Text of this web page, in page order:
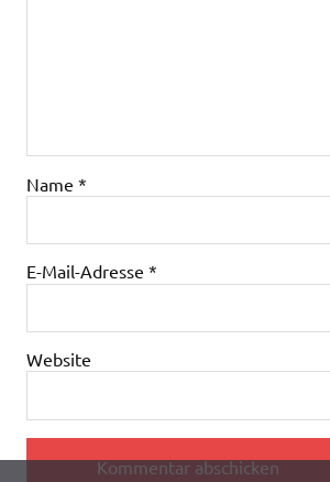
Name *
E-Mail-Adresse *
Website